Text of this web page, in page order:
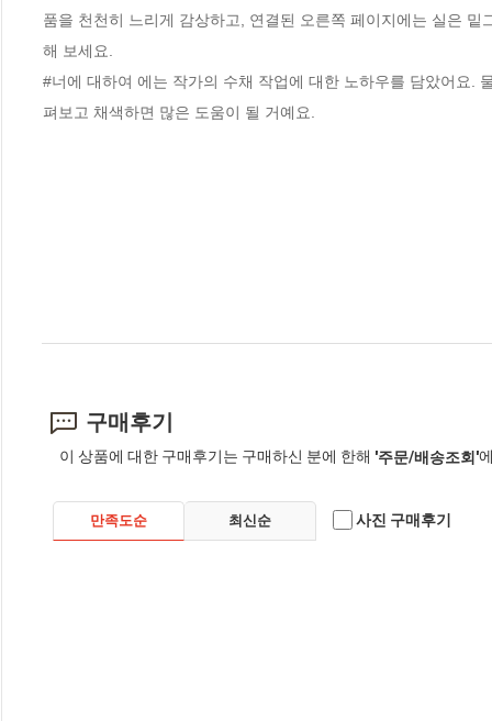
품을 천천히 느리게 감상하고, 연결된 오른쪽 페이지에는 실은
해 보세요.
#너에 대하여 에는 작가의 수채 작업에 대한 노하우를 담았어요.
펴보고 채색하면 많은 도움이 될 거예요.
구매후기
이 상품에 대한 구매후기는 구매하신 분에 한해 '주문/배송조회'
만족도순 최신순 사진 구매후기